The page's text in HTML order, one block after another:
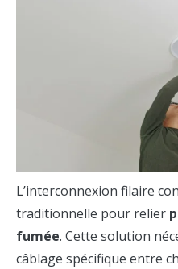
L’interconnexion filaire
traditionnelle pour relier
fumée. Cette solution
câblage spécifique entre